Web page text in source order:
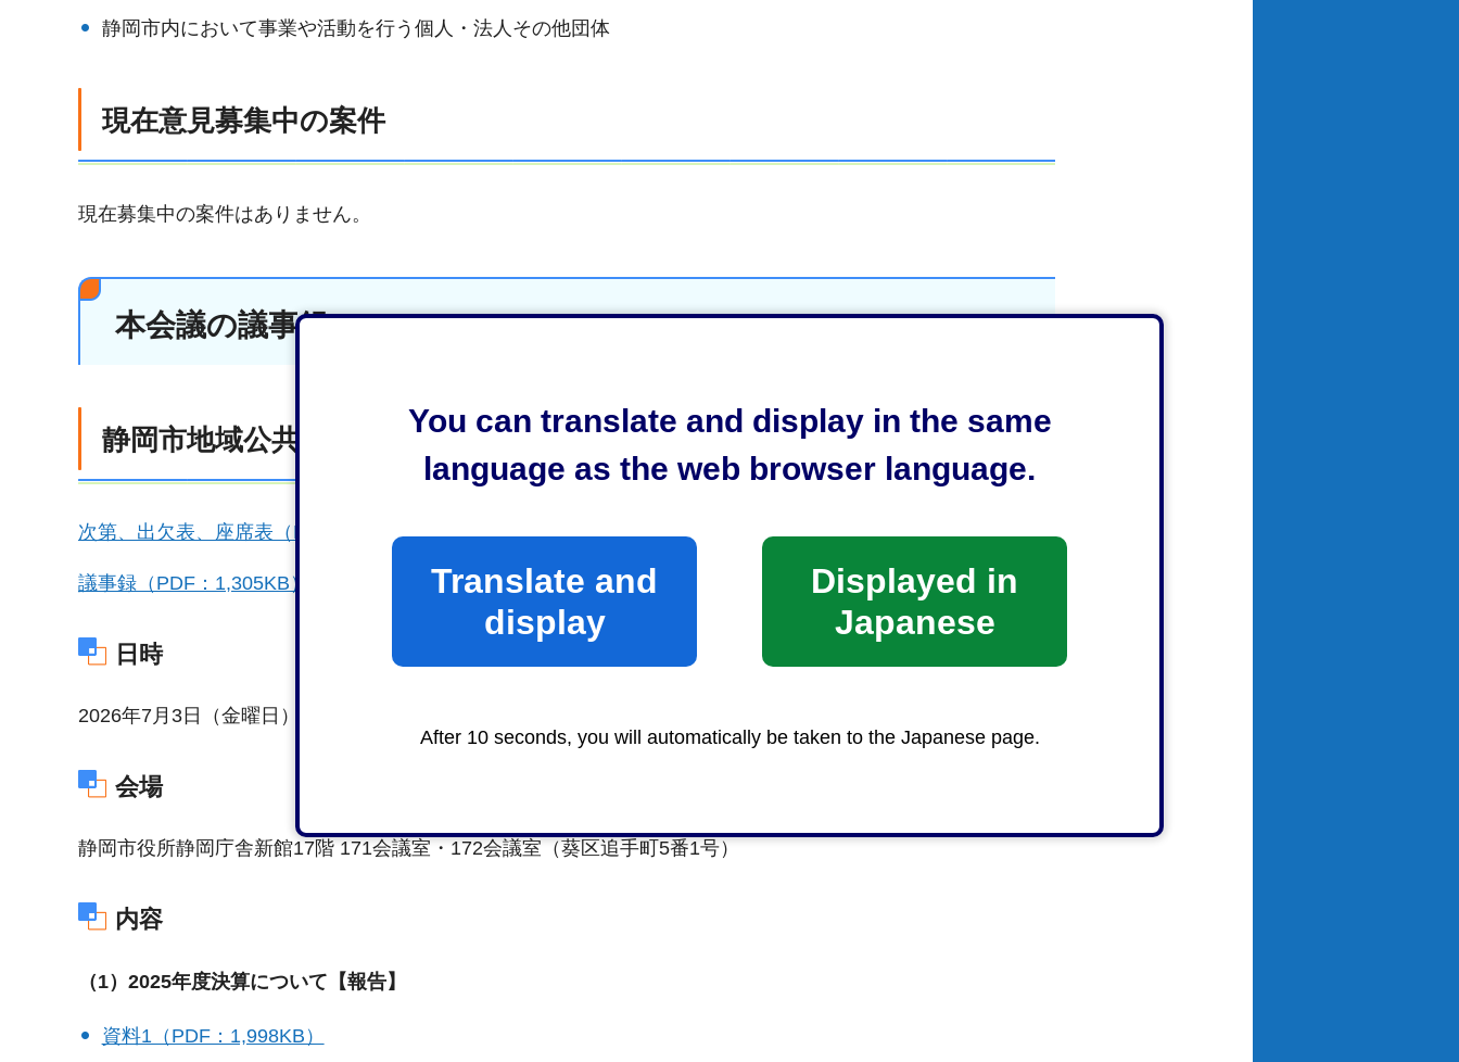
You can translate and display in the same
language as the web browser language.
Translate and
display
Displayed in
Japanese
After 10 seconds, you will automatically be taken to the Japanese page.
静岡市内において事業や活動を行う個人・法人その他団体
現在意見募集中の案件
現在募集中の案件はありません。
本会議の議事録
静岡市地域公共交通会議第30回本会議
次第、出欠表、座席表（PDF：1,106KB）
議事録（PDF：1,305KB）
日時
2026年7月3日（金曜日）14時00分
会場
静岡市役所静岡庁舎新館17階 171会議室・172会議室（葵区追手町5番1号）
内容
（1）2025年度決算について【報告】
資料1（PDF：1,998KB）